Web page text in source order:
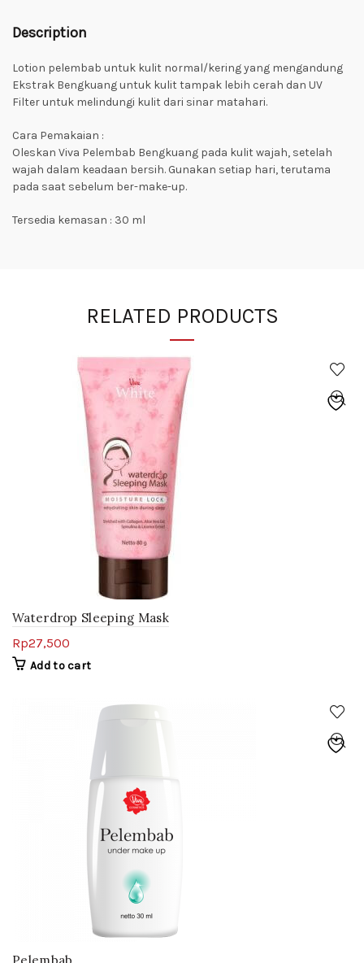
Description
Lotion pelembab untuk kulit normal/kering yang mengandung
Ekstrak Bengkuang untuk kulit tampak lebih cerah dan UV
Filter untuk melindungi kulit dari sinar matahari.
Cara Pemakaian :
Oleskan Viva Pelembab Bengkuang pada kulit wajah, setelah
wajah dalam keadaan bersih. Gunakan setiap hari, terutama
pada saat sebelum ber-make-up.
Tersedia kemasan : 30 ml
RELATED PRODUCTS
Waterdrop Sleeping Mask
Rp27,500
Add to cart